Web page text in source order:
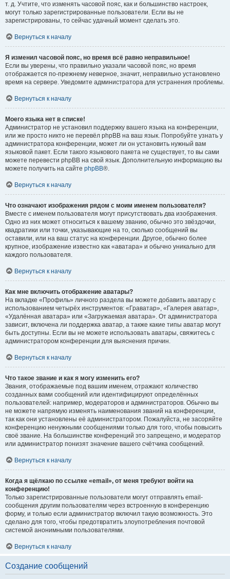
т. д. Учтите, что изменять часовой пояс, как и большинство настроек,
могут только зарегистрированные пользователи. Если вы не
зарегистрированы, то сейчас удачный момент сделать это.
Вернуться к началу
Я изменил часовой пояс, но время всё равно неправильное!
Если вы уверены, что правильно указали часовой пояс, но время
отображается по-прежнему неверное, значит, неправильно установлено
время на сервере. Уведомите администратора для устранения проблемы.
Вернуться к началу
Моего языка нет в списке!
Администратор не установил поддержку вашего языка на конференции,
или же просто никто не перевёл phpBB на ваш язык. Попробуйте узнать у
администратора конференции, может ли он установить нужный вам
языковой пакет. Если такого языкового пакета не существует, то вы сами
можете перевести phpBB на свой язык. Дополнительную информацию вы
можете получить на сайте phpBB®.
Вернуться к началу
Что означают изображения рядом с моим именем пользователя?
Вместе с именем пользователя могут присутствовать два изображения.
Одно из них может относиться к вашему званию, обычно это звёздочки,
квадратики или точки, указывающие на то, сколько сообщений вы
оставили, или на ваш статус на конференции. Другое, обычно более
крупное, изображение известно как «аватара» и обычно уникально для
каждого пользователя.
Вернуться к началу
Как мне включить отображение аватары?
На вкладке «Профиль» личного раздела вы можете добавить аватару с
использованием четырёх инструментов: «Граватар», «Галерея аватар»,
«Удалённая аватара» или «Загружаемая аватара». От администратора
зависит, включена ли поддержка аватар, а также какие типы аватар могут
быть доступны. Если вы не можете использовать аватары, свяжитесь с
администратором конференции для выяснения причин.
Вернуться к началу
Что такое звание и как я могу изменить его?
Звания, отображаемые под вашим именем, отражают количество
созданных вами сообщений или идентифицируют определённых
пользователей: например, модераторов и администраторов. Обычно вы
не можете напрямую изменять наименования званий на конференции,
так как они установлены её администратором. Пожалуйста, не засоряйте
конференцию ненужными сообщениями только для того, чтобы повысить
своё звание. На большинстве конференций это запрещено, и модератор
или администратор понизят значение вашего счётчика сообщений.
Вернуться к началу
Когда я щёлкаю по ссылке «email», от меня требуют войти на
конференцию!
Только зарегистрированные пользователи могут отправлять email-
сообщения другим пользователям через встроенную в конференцию
форму, и только если администратор включил такую возможность. Это
сделано для того, чтобы предотвратить злоупотребления почтовой
системой анонимными пользователями.
Вернуться к началу
Создание сообщений